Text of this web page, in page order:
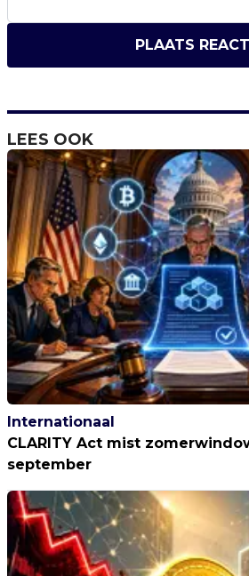
PLAATS
LEES OOK
Internationaal
CLARITY Act mist
september